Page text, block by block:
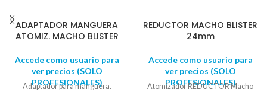
ADAPTADOR MANGUERA
ATOMIZ. MACHO BLISTER
Accede como usuario para
ver precios (SOLO
PROFESIONALES)
Adaptador para manguera.
REDUCTOR MACHO BLISTER
24mm
Accede como usuario para
ver precios (SOLO
PROFESIONALES)
Atomizador REDUCTOR Macho